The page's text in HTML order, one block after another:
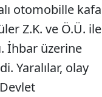
otomobille kafa
Z.K. ve Ö.Ü. ile
İhbar üzerine
Yaralılar, olay